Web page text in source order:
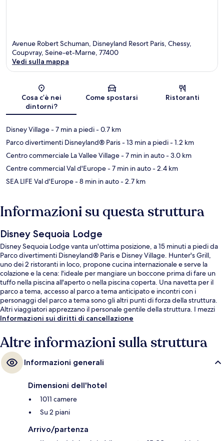
Avenue Robert Schuman, Disneyland Resort Paris, Chessy,
Coupvray, Seine-et-Marne, 77400
Vedi sulla mappa
Cosa c’è nei
dintorni?
Come spostarsi Ristoranti
Disney Village- 7 min a piedi- 0.7 km
Parco divertimenti Disneyland® Paris- 13 min a piedi- 1.2 km
Centro commerciale La Vallee Village- 7 min in auto- 3.0 km
Centre commercial Val d'Europe- 7 min in auto- 2.4 km
SEA LIFE Val d'Europe- 8 min in auto- 2.7 km
Informazioni su questa struttura
Disney Sequoia Lodge
Disney Sequoia Lodge vanta un'ottima posizione, a 15 minuti a piedi da
Parco divertimenti Disneyland® Paris e Disney Village. Hunter's Grill,
uno dei 2 ristoranti in loco, propone cucina internazionale e serve la
colazione e la cena: l'ideale per mangiare un boccone prima di fare un
tuffo nella piscina all'aperto o nella piscina coperta. Una navetta per il
parco a tema, accesso al parco a tema anticipato e incontri con i
personaggi del parco a tema sono gli altri punti di forza della struttura.
Altri viaggiatori apprezzano il personale gentile della struttura. I mezzi
pubblici sono a poca distanza: Stazione RER di Marne la Vallée-Chessy è
Informazioni sui diritti di cancellazione
Altre informazioni sulla struttura
Informazioni generali
Dimensioni dell'hotel
1011 camere
Su 2 piani
Arrivo/partenza